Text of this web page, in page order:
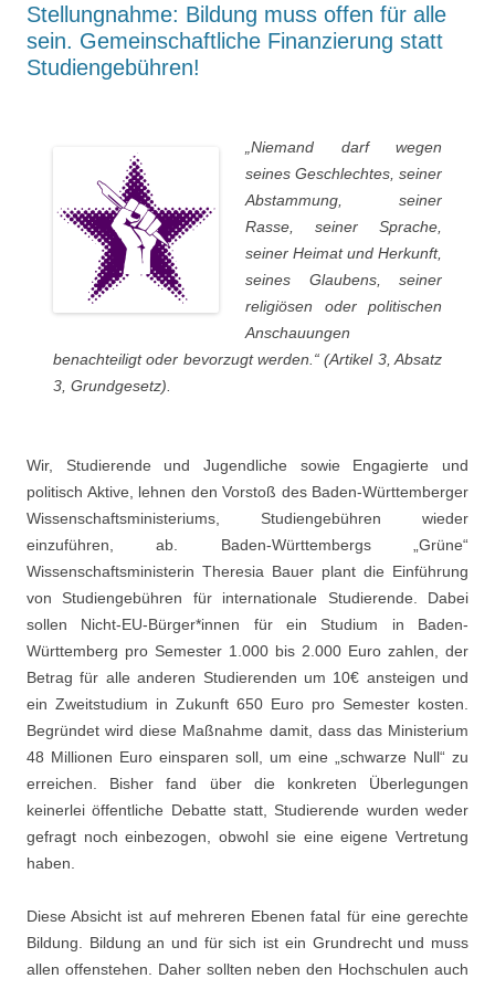
Stellungnahme: Bildung muss offen für alle
sein. Gemeinschaftliche Finanzierung statt
Studiengebühren!
„Niemand darf wegen
seines Geschlechtes, seiner
Abstammung, seiner
Rasse, seiner Sprache,
seiner Heimat und Herkunft,
seines Glaubens, seiner
religiösen oder politischen
Anschauungen
benachteiligt oder bevorzugt werden.“ (Artikel 3, Absatz
3, Grundgesetz).
Wir, Studierende und Jugendliche sowie Engagierte und
politisch Aktive, lehnen den Vorstoß des Baden-Württemberger
Wissenschaftsministeriums, Studiengebühren wieder
einzuführen, ab. Baden-Württembergs „Grüne“
Wissenschaftsministerin Theresia Bauer plant die Einführung
von Studiengebühren für internationale Studierende. Dabei
sollen Nicht-EU-Bürger*innen für ein Studium in Baden-
Württemberg pro Semester 1.000 bis 2.000 Euro zahlen, der
Betrag für alle anderen Studierenden um 10€ ansteigen und
ein Zweitstudium in Zukunft 650 Euro pro Semester kosten.
Begründet wird diese Maßnahme damit, dass das Ministerium
48 Millionen Euro einsparen soll, um eine „schwarze Null“ zu
erreichen. Bisher fand über die konkreten Überlegungen
keinerlei öffentliche Debatte statt, Studierende wurden weder
gefragt noch einbezogen, obwohl sie eine eigene Vertretung
haben.
Diese Absicht ist auf mehreren Ebenen fatal für eine gerechte
Bildung. Bildung an und für sich ist ein Grundrecht und muss
allen offenstehen. Daher sollten neben den Hochschulen auch